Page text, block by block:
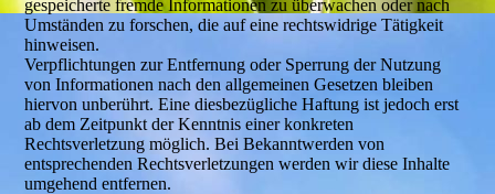
gespeicherte fremde Informationen zu überwachen oder nach
Umständen zu forschen, die auf eine rechtswidrige Tätigkeit
hinweisen.
Verpflichtungen zur Entfernung oder Sperrung der Nutzung
von Informationen nach den allgemeinen Gesetzen bleiben
hiervon unberührt. Eine diesbezügliche Haftung ist jedoch erst
ab dem Zeitpunkt der Kenntnis einer konkreten
Rechtsverletzung möglich. Bei Bekanntwerden von
entsprechenden Rechtsverletzungen werden wir diese Inhalte
umgehend entfernen.